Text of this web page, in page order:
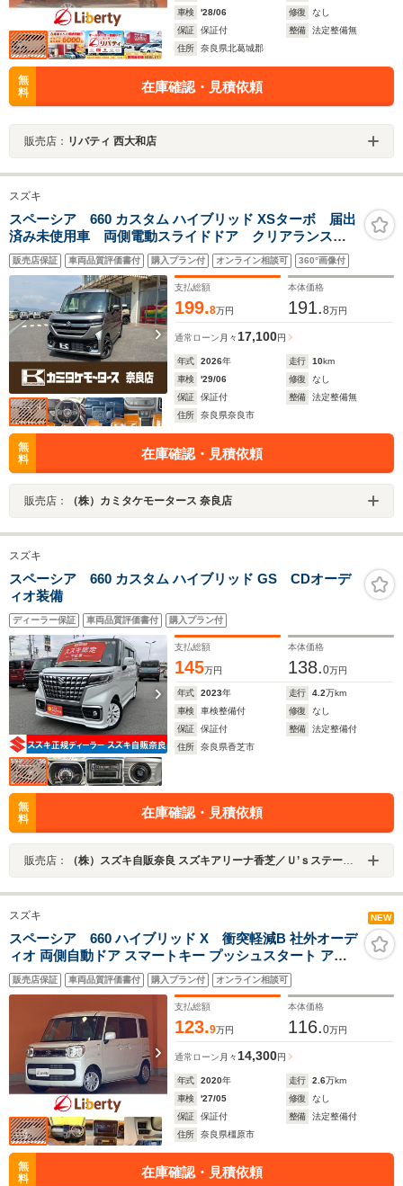
車検 '28/06 修復
なし
保証
保証付 整備
法定整備無
住所
奈良県北葛城郡
無
料
在庫確認・見積依頼
販売店： リバティ 西大和店
スズキ
スペーシア 660 カスタム ハイブリッド XSターボ 届出
済み未使用車 両側電動スライドドア クリアランスソ
ナー レーンアシスト 衝突被害軽減システム オート
ライト LEDヘッドランプ スマートキー アイドリン
グストップ 電動格納ミラー シートヒーター
販売店保証 車両品質評価書付 購入プラン付 オンライン相談可 360°画像付
支払総額
199.8万円
本体価格
191.8万円
通常ローン 月々17,100円
年式 2026年 走行 10km
車検
'29/06 修復
なし
保証
保証付 整備
法定整備無
住所
奈良県奈良市
無
料
在庫確認・見積依頼
販売店： （株）カミタケモータース 奈良店
スズキ
スペーシア 660 カスタム ハイブリッド GS CDオーデ
ィオ装備
ディーラー保証 車両品質評価書付 購入プラン付
支払総額
145万円
本体価格
138.0万円
年式 2023年 走行 4.2万km
車検
車検整備付 修復
なし
保証
保証付 整備
法定整備付
住所
奈良県香芝市
無
料
在庫確認・見積依頼
販売店： （株）スズキ自販奈良 スズキアリーナ香芝／Ｕ’ｓステーション香芝
スズキ NEW
スペーシア 660 ハイブリッド X 衝突軽減B 社外オーデ
ィオ 両側自動ドア スマートキー プッシュスタート アイ
ドリングストップ 障害物センサー 運転席シートヒーター
電動格納ミラー オートエアコン
販売店保証 車両品質評価書付 購入プラン付 オンライン相談可
支払総額
123.9万円
本体価格
116.0万円
通常ローン 月々 14,300円
年式 2020年 走行 2.6万km
車検
'27/05 修復
なし
保証
保証付 整備
法定整備付
住所
奈良県橿原市
無
料
在庫確認・見積依頼